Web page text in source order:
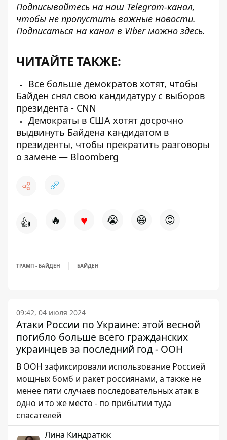
Подписывайтесь на наш Telegram-канал,
чтобы не пропустить важные новости.
Подписаться на канал в Viber можно здесь.
ЧИТАЙТЕ ТАКЖЕ:
Все больше демократов хотят, чтобы
Байден снял свою кандидатуру c выборов
президента - CNN
Демократы в США хотят досрочно
выдвинуть Байдена кандидатом в
президенты, чтобы прекратить разговоры
о замене — Bloomberg
👍 🔥 ♥ 😭 😆 😡
ТРАМП - БАЙДЕН БАЙДЕН
09:42, 04 июля 2024
Атаки России по Украине: этой весной
погибло больше всего гражданских
украинцев за последний год - ООН
В ООН зафиксировали использование Россией
мощных бомб и ракет россиянами, а также не
менее пяти случаев последовательных атак в
одно и то же место - по прибытии туда
спасателей
Лина Киндратюк